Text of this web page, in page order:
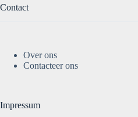
Contact
Over ons
Contacteer ons
Impressum